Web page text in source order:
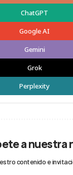
ChatGPT
Google AI
Gemini
Grok
Perplexity
a nuestra
contenido e